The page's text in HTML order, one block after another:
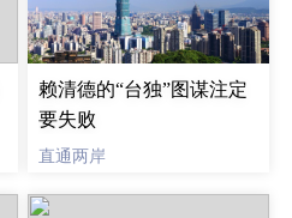
赖清德的“台独”图谋注定
要失败
直通两岸